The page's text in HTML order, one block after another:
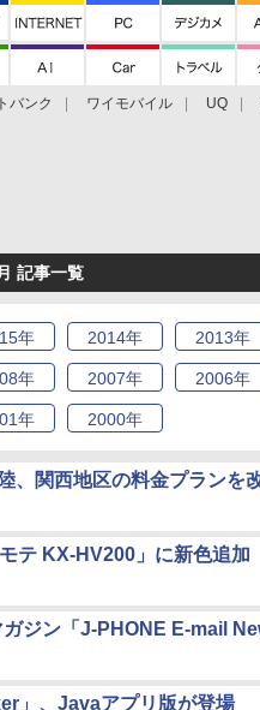
バンク ワイモバイル UQ
記事一覧
年 2014年 2013年
年 2007年 2006年
年 2000年
、関西地区の料金プランを
テ KX-HV200」に新色追加
ジン「J-PHONE E-mail
」、Javaアプリ版が登場